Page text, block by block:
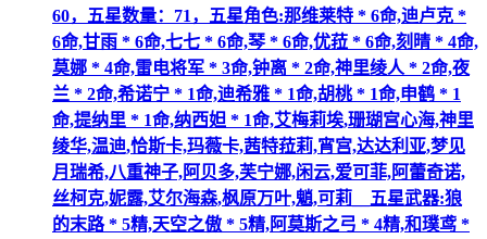
60，五星数量：71，五星角色:那维莱特 * 6命,迪卢克 *
6命,甘雨 * 6命,七七 * 6命,琴 * 6命,优菈 * 6命,刻晴 * 4命,
莫娜 * 4命,雷电将军 * 3命,钟离 * 2命,神里绫人 * 2命,夜
兰 * 2命,希诺宁 * 1命,迪希雅 * 1命,胡桃 * 1命,申鹤 * 1
命,提纳里 * 1命,纳西妲 * 1命,艾梅莉埃,珊瑚宫心海,神里
绫华,温迪,恰斯卡,玛薇卡,茜特菈莉,宵宫,达达利亚,梦见
月瑞希,八重神子,阿贝多,芙宁娜,闲云,爱可菲,阿蕾奇诺,
丝柯克,妮露,艾尔海森,枫原万叶,魈,可莉__五星武器:狼
的末路 * 5精,天空之傲 * 5精,阿莫斯之弓 * 4精,和璞鸢 *